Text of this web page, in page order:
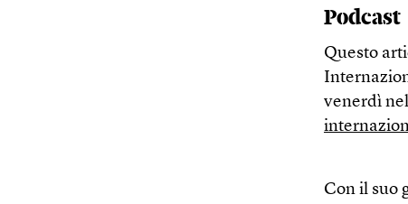
Podcast
Questo
venerdì
Con il suo